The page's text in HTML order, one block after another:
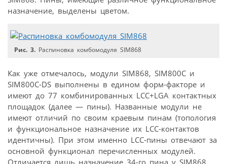
назначение, выделены цветом.
Рис. 3. Распиновка комбомодуля SIM868
Как уже отмечалось, модули SIM868, SIM800C и
SIM800C-DS выполнены в едином форм-факторе и
имеют до 77 комбинированных LCC+LGA контактных
площадок (далее — пины). Названные модули не
имеют отличий по своим краевым пинам (топология
и функциональное назначение их LCC-контактов
идентичны). При этом именно LCC-пины отвечают за
основной функционал перечисленных модулей.
Отличается лишь назначение 34-го пина у SIM868,